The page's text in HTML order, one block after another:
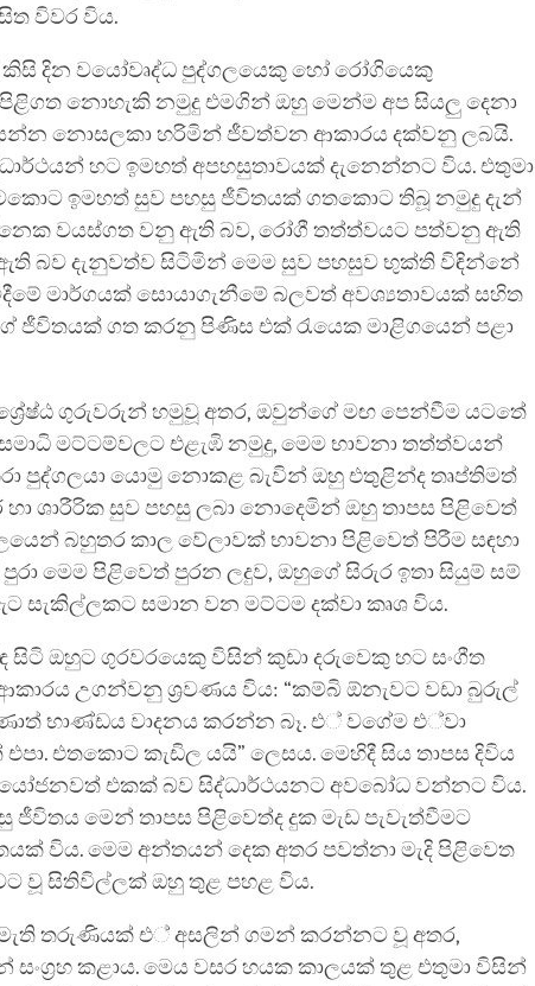
විවර විය.
කිසි දින වයෝවෘද්ධ පුද්ගලයෙකු හෝ රෝගියෙකු
නොහැකි නමුදු එමගින් ඔහු මෙන්ම අප සියලු දෙනා
යන්න නොසලකා හරිමින් ජීවත්වන ආකාරය දක්වනු ලබයි.
හට ඉමහත් අපහසුතාවයක් දැනෙන්නට විය. එතුමා
ඉමහත් සුව පහසු ජීවිතයක් ගතකොට තිබූ නමුදු දැන්
දිනෙක වයස්ගත වනු ඇති බව, රෝගී තත්ත්වයට පත්වනු ඇති
බව දැනුවත්ව සිටිමින් මෙම සුව පහසුව භුක්ති විඳින්නේ
මාර්ගයක් සොයාගැනීමේ බලවත් අවශ්‍යතාවයක් සහිත
ජීවිතයක් ගත කරනු පිණිස එක් රැයෙක මාළිගයෙන් පළා
ගුරුවරුන් හමුවූ අතර, ඔවුන්ගේ මඟ පෙන්වීම යටතේ
මට්ටම්වලට එළැඹි නමුදු, මෙම භාවනා තත්ත්වයන්
පුද්ගලයා යොමු නොකළ බැවින් ඔහු එතුළින්ද තෘප්තිමත්
ශාරීරික සුව පහසු ලබා නොදෙමින් ඔහු තාපස පිළිවෙත්
බහුතර කාල වේලාවක් භාවනා පිළිවෙත් පිරීම සඳහා
මෙම පිළිවෙත් පුරන ලදුව, ඔහුගේ සිරුර ඉතා සියුම් සම්
සමාන වන මට්ටම දක්වා කෘශ විය.
සිටි ඔහුට ගුරවරයෙකු විසින් කුඩා දරුවෙකු හට සංගීත
උගන්වනු ශ්‍රවණය විය: “කම්බි ඕනැවට වඩා බුරුල්
භාණ්ඩය වාදනය කරන්න බෑ. එ් වගේම එ්වා
එතකොට කැඩිල යයි” ලෙසය. මෙහිදී සිය තාපස දිවිය
එකක් බව සිද්ධාර්ථයනට අවබෝධ වන්නට විය.
ජීවිතය මෙන් තාපස පිළිවෙත්ද දුක මැඩ පැවැත්වීමට
විය. මෙම අන්තයන් දෙක අතර පවත්නා මැදි පිළිවෙත
වූ සිතිවිල්ලක් ඔහු තුළ පහළ විය.
තරුණියක් එ් අසලින් ගමන් කරන්නට වූ අතර,
සංග්‍රහ කළාය. මෙය වසර හයක කාලයක් තුළ එතුමා විසින්